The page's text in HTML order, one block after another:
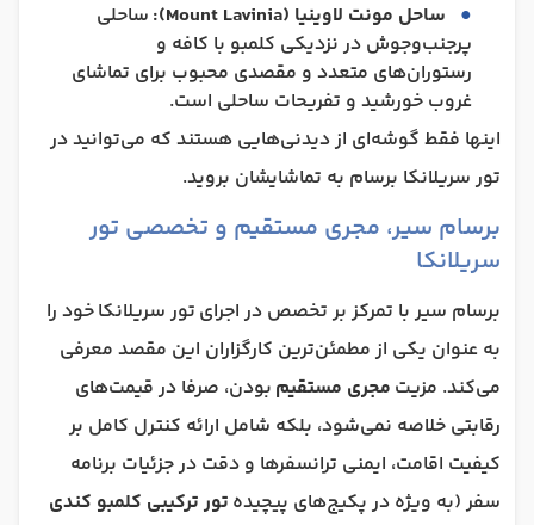
ساحل مونت لاوینیا (Mount Lavinia):
ساحلی
پرجنب‌وجوش در نزدیکی کلمبو با کافه‌ و
رستوران‌های متعدد و مقصدی محبوب برای تماشای
غروب خورشید و تفریحات ساحلی است.
اینها فقط گوشه‌ای از دیدنی‌هایی هستند که می‌توانید در
تور سریلانکا برسام به تماشایشان بروید.
برسام سیر، مجری مستقیم و تخصصی تور
سریلانکا
برسام سیر با تمرکز بر تخصص در اجرای تور سریلانکا خود را
به عنوان یکی از مطمئن‌ترین کارگزاران این مقصد معرفی
می‌کند. مزیت مجری مستقیم بودن، صرفا در قیمت‌های
رقابتی خلاصه نمی‌شود، بلکه شامل ارائه کنترل کامل بر
کیفیت اقامت، ایمنی ترانسفرها و دقت در جزئیات برنامه
سفر (به ویژه در پکیج‌های پیچیده تور ترکیبی کلمبو کندی